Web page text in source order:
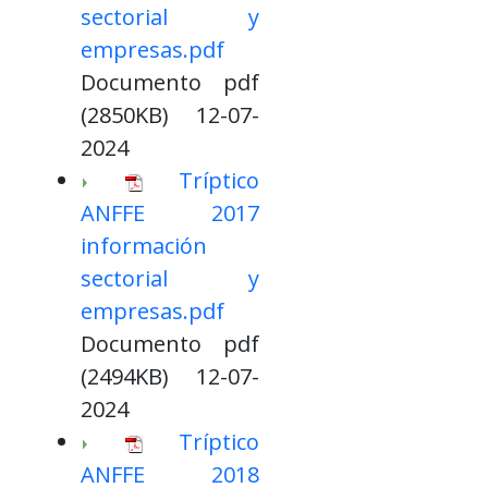
sectorial y
empresas.pdf
Documento pdf
(2850KB) 12-07-
2024
Tríptico
ANFFE 2017
información
sectorial y
empresas.pdf
Documento pdf
(2494KB) 12-07-
2024
Tríptico
ANFFE 2018